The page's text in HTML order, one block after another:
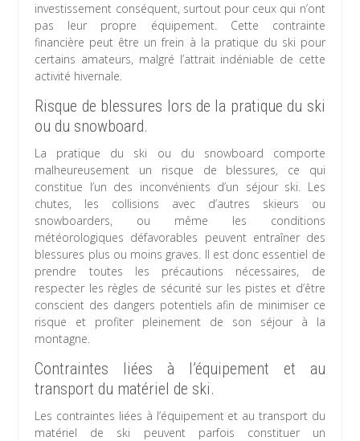
investissement conséquent, surtout pour ceux qui n’ont
pas leur propre équipement. Cette contrainte
financière peut être un frein à la pratique du ski pour
certains amateurs, malgré l’attrait indéniable de cette
activité hivernale.
Risque de blessures lors de la pratique du ski
ou du snowboard.
La pratique du ski ou du snowboard comporte
malheureusement un risque de blessures, ce qui
constitue l’un des inconvénients d’un séjour ski. Les
chutes, les collisions avec d’autres skieurs ou
snowboarders, ou même les conditions
météorologiques défavorables peuvent entraîner des
blessures plus ou moins graves. Il est donc essentiel de
prendre toutes les précautions nécessaires, de
respecter les règles de sécurité sur les pistes et d’être
conscient des dangers potentiels afin de minimiser ce
risque et profiter pleinement de son séjour à la
montagne.
Contraintes liées à l’équipement et au
transport du matériel de ski.
Les contraintes liées à l’équipement et au transport du
matériel de ski peuvent parfois constituer un